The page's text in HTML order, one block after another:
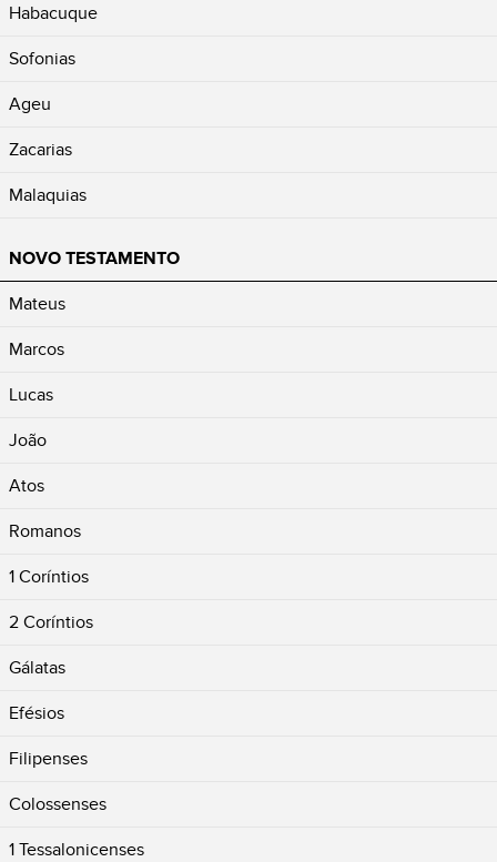
Habacuque
Sofonias
Ageu
Zacarias
Malaquias
NOVO TESTAMENTO
Mateus
Marcos
Lucas
João
Atos
Romanos
1 Coríntios
2 Coríntios
Gálatas
Efésios
Filipenses
Colossenses
1 Tessalonicenses